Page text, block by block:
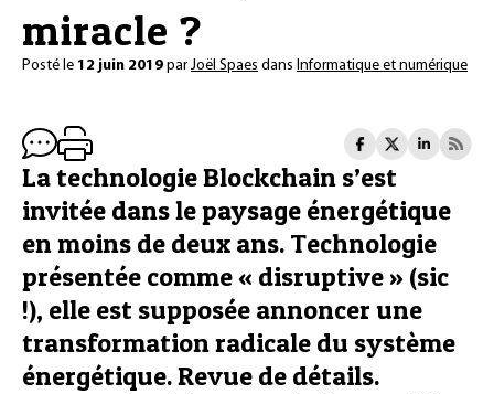
miracle ?
Posté le 12 juin 2019 parJoël Spaes dans Informatique et numérique
La technologie Blockchain s’est
invitée dans le paysage énergétique
en moins de deux ans. Technologie
présentée comme « disruptive » (sic
!), elle est supposée annoncer une
transformation radicale du système
énergétique. Revue de détails.